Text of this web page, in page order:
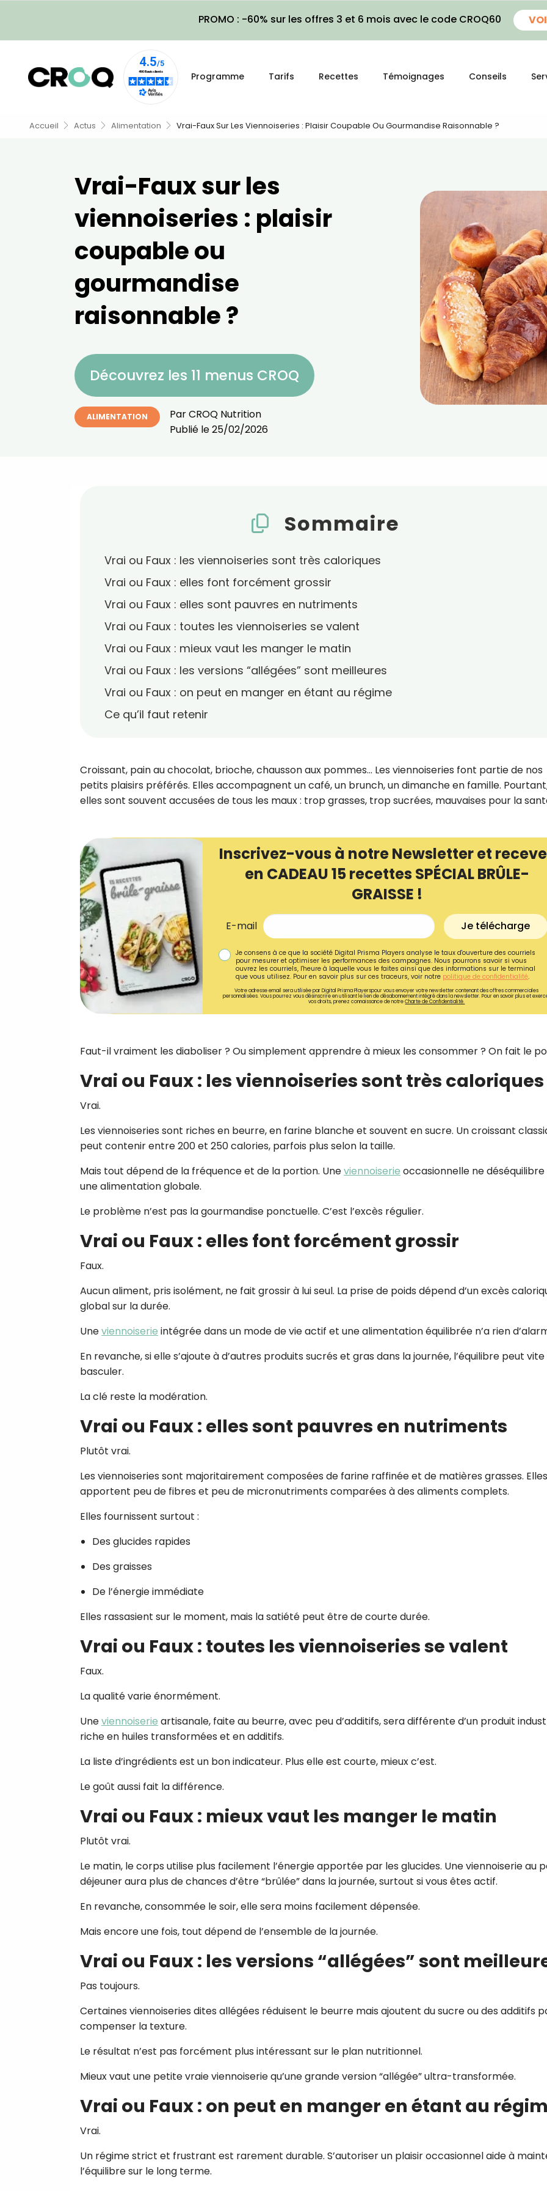
PROMO : -60% sur les offres 3 et 6 mois avec le code CROQ60
Programme Tarifs Recettes Témoignages Conseils
Accueil Actus Alimentation Vrai-Faux Sur Les Viennoiseries : Plaisir Coupable Ou Gourmandise Raisonnable ?
Vrai-Faux sur les
viennoiseries : plaisir
coupable ou
gourmandise
raisonnable ?
Découvrez les 11 menus CROQ
ALIMENTATION ParCROQ Nutrition
Publié le25/02/2026
Sommaire
Vrai ou Faux : les viennoiseries sont très caloriques
Vrai ou Faux : elles font forcément grossir
Vrai ou Faux : elles sont pauvres en nutriments
Vrai ou Faux : toutes les viennoiseries se valent
Vrai ou Faux : mieux vaut les manger le matin
Vrai ou Faux : les versions “allégées” sont meilleures
Vrai ou Faux : on peut en manger en étant au régime
Ce qu’il faut retenir
Croissant, pain au chocolat, brioche, chausson aux pommes… Les viennoiseries font partie de nos
petits plaisirs préférés. Elles accompagnent un café, un brunch, un dimanche en famille.
elles sont souvent accusées de tous les maux : trop grasses, trop sucrées, mauvaises pour la
Inscrivez-vous à notre Newsletter et
en CADEAU 15 recettes SPÉCIAL BRÛLE-
GRAISSE !
E-mail Je télécharge
Je consens à ce que la société Digital Prisma Players analyse le taux d'ouverture des courriels
pour mesurer et optimiser les performances des campagnes. Nous pourrons savoir si vous
ouvrez les courriels, l'heure à laquelle vous le faites ainsi que des informations sur le terminal
que vous utilisez. Pour en savoir plus sur ces traceurs, voir notre politique de confidentialité.
Votre adresse email sera utilisée par Digital Prisma Playerspour vous envoyer votre newsletter contenant des offres commerciales
personnalisées. Vous pourrez vous désinscrire en utilisant le lien de désabonnement intégré dans la newsletter. Pour en savoir plus et
vos droits, prenez connaissance de notreCharte de Confidentialité.
Faut-il vraiment les diaboliser ? Ou simplement apprendre à mieux les consommer ? On fait le
Vrai ou Faux : les viennoiseries sont très caloriques
Vrai.
Les viennoiseries sont riches en beurre, en farine blanche et souvent en sucre. Un croissant
peut contenir entre 200 et 250 calories, parfois plus selon la taille.
Mais tout dépend de la fréquence et de la portion. Uneviennoiserie occasionnelle ne
une alimentation globale.
Le problème n’est pas la gourmandise ponctuelle. C’est l’excès régulier.
Vrai ou Faux : elles font forcément grossir
Faux.
Aucun aliment, pris isolément, ne fait grossir à lui seul. La prise de poids dépend d’un excès
global sur la durée.
Uneviennoiserie intégrée dans un mode de vie actif et une alimentation équilibrée n’a rien
En revanche, si elle s’ajoute à d’autres produits sucrés et gras dans la journée, l’équilibre peut vite
basculer.
La clé reste la modération.
Vrai ou Faux : elles sont pauvres en nutriments
Plutôt vrai.
Les viennoiseries sont majoritairement composées de farine raffinée et de matières grasses. Elles
apportent peu de fibres et peu de micronutriments comparées à des aliments complets.
Elles fournissent surtout :
Des glucides rapides
Des graisses
De l’énergie immédiate
Elles rassasient sur le moment, mais la satiété peut être de courte durée.
Vrai ou Faux : toutes les viennoiseries se valent
Faux.
La qualité varie énormément.
Uneviennoiserie artisanale, faite au beurre, avec peu d’additifs, sera différente d’un produit
riche en huiles transformées et en additifs.
La liste d’ingrédients est un bon indicateur. Plus elle est courte, mieux c’est.
Le goût aussi fait la différence.
Vrai ou Faux : mieux vaut les manger le matin
Plutôt vrai.
Le matin, le corps utilise plus facilement l’énergie apportée par les glucides. Une viennoiserie au
déjeuner aura plus de chances d’être “brûlée” dans la journée, surtout si vous êtes actif.
En revanche, consommée le soir, elle sera moins facilement dépensée.
Mais encore une fois, tout dépend de l’ensemble de la journée.
Vrai ou Faux : les versions “allégées” sont
Pas toujours.
Certaines viennoiseries dites allégées réduisent le beurre mais ajoutent du sucre ou des additifs
compenser la texture.
Le résultat n’est pas forcément plus intéressant sur le plan nutritionnel.
Mieux vaut une petite vraie viennoiserie qu’une grande version “allégée” ultra-transformée.
Vrai ou Faux : on peut en manger en étant au
Vrai.
Un régime strict et frustrant est rarement durable. S’autoriser un plaisir occasionnel aide à
l’équilibre sur le long terme.
recettes inédites de
Ainsi que la newsletter
Prisma Players analyse le taux
pourrons savoir si vous ouvrez les
l'heure à laquelle vous le faites
utilisez. Pour en savoir plus sur ces
voir notre politique de
désabonnement intégré dans la newsletter. Pour en
exercer vos droits, prenez connaissance de notreCharte